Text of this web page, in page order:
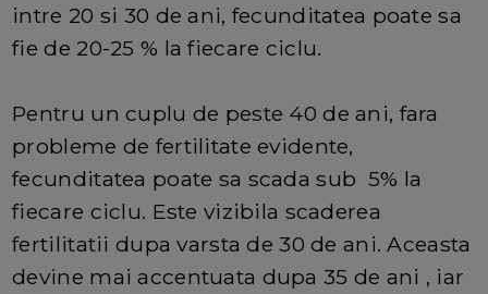
intre 20 si 30 de ani, fecunditatea poate sa
fie de 20-25 % la fiecare ciclu.
Pentru un cuplu de peste 40 de ani, fara
probleme de fertilitate evidente,
fecunditatea poate sa scada sub 5% la
fiecare ciclu. Este vizibila scaderea
fertilitatii dupa varsta de 30 de ani. Aceasta
devine mai accentuata dupa 35 de ani , iar